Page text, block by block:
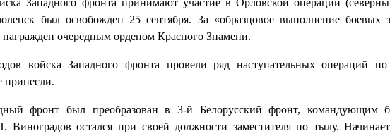
был освобожден 25 сентября. За «образцовое выполнение боевых
очередным орденом Красного Знамени.
войска Западного фронта провели ряд наступательных
принесли.
фронт был преобразован в 3-й Белорусский фронт, командующим
Виноградов остался при своей должности заместителя по тылу.